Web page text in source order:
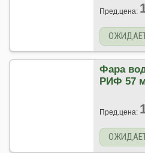
Пред.цена:
Фара
РИФ 57
Пред.цена: